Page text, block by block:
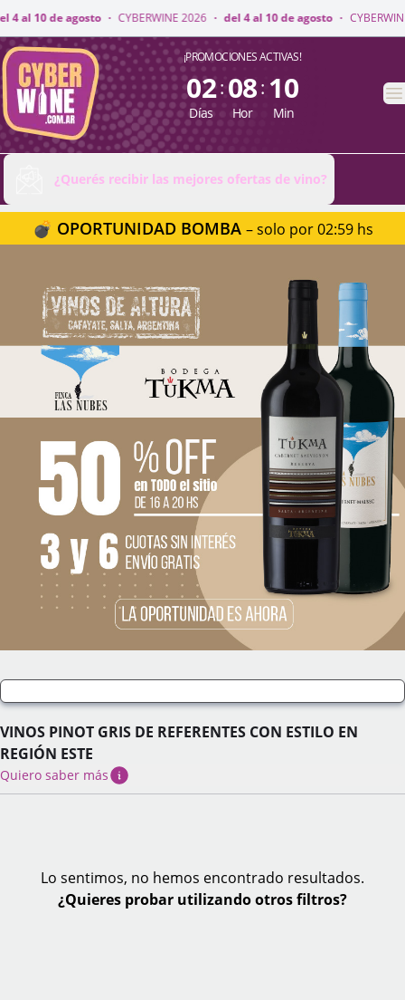
2026 · del 4 al 10 de agosto · CYBERWINE 2026 · del 4 al 10 de agosto
CyberWine ¡PROMOCIONES ACTIVAS!
02
Días
: 08
Hor
: 10
Min
¿Querés recibir las mejores ofertas de vino?
💣 OPORTUNIDAD BOMBA – solo por 02:59 hs
VINOS PINOT GRIS DE REFERENTES CON ESTILO EN
REGIÓN ESTE
Quiero saber más
Lo sentimos, no hemos encontrado resultados.
¿Quieres probar utilizando otros filtros?